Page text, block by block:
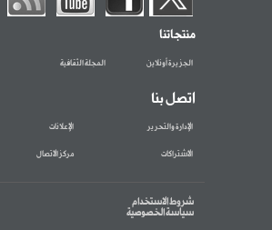
منتجاتنا
الجزيرة أونلاين المجلة الثقافية
اتصل بنا
الإدارة والتحرير الإعلانات
الاشتراكات مركز الاتصال
شروط الاستخدام
سياسة الخصوصية